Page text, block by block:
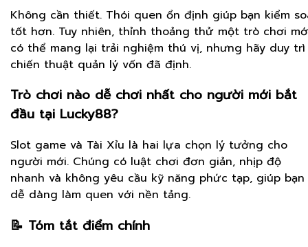
Không cần thiết. Thói quen ổn định giúp bạn kiểm
tốt hơn. Tuy nhiên, thỉnh thoảng thử một trò chơi
có thể mang lại trải nghiệm thú vị, nhưng hãy duy trì
chiến thuật quản lý vốn đã định.
Trò chơi nào dễ chơi nhất cho người mới bắt
đầu tại Lucky88?
Slot game và Tài Xỉu là hai lựa chọn lý tưởng cho
người mới. Chúng có luật chơi đơn giản, nhịp độ
nhanh và không yêu cầu kỹ năng phức tạp, giúp bạn
dễ dàng làm quen với nền tảng.
📝 Tóm tắt điểm chính